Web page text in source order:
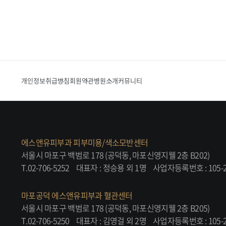
개인정보취급방침회원약관병원소개커뮤니티
에스앤유피부과 피부미용/색소모반센터
서울시 마포구 백범로 178 (공덕동, 마포신영지웰 2층 B202)
T.02-706-5252
대표자 : 정승용 외 1명 사업자등록번호 :
마포공덕 에스앤유피부과 혈관센터
서울시 마포구 백범로 178 (공덕동, 마포신영지웰 2층 B205)
T.02-706-5250
대표자 : 김영걸 외 2명 사업자등록번호 :